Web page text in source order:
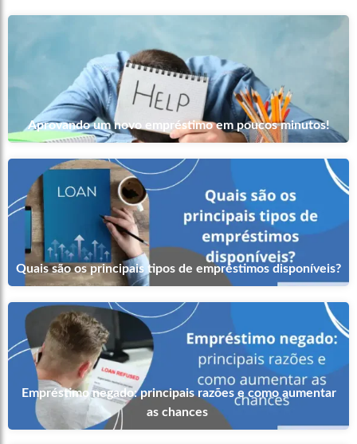
Aprovando um novo empréstimo em poucos minutos!
Quais são os principais tipos de empréstimos disponíveis?
Empréstimo negado: principais razões e como aumentar
as chances